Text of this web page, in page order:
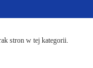
stron w tej kategorii.